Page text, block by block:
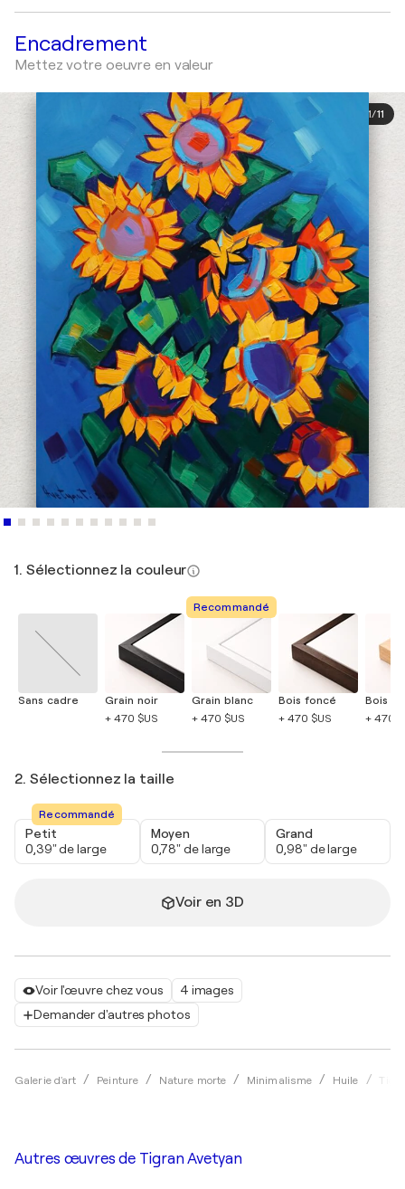
Voir l'œuvre chez vous
4 images
Demander d'autres photos
Galerie d'art Peinture Nature morte Minimalisme Huile
Encadrement
Mettez votre oeuvre en valeur
1/11
1. Sélectionnez la couleur
Sans cadre
Grain noir
+ 470 $US
Recommandé
Grain blanc
+ 470 $US
Bois foncé
+ 470 $US
Bois
+ 470
2. Sélectionnez la taille
Recommandé
Petit
0,39" de large
Moyen
0,78" de large
Grand
0,98" de large
Voir en 3D
Autres œuvres de Tigran Avetyan